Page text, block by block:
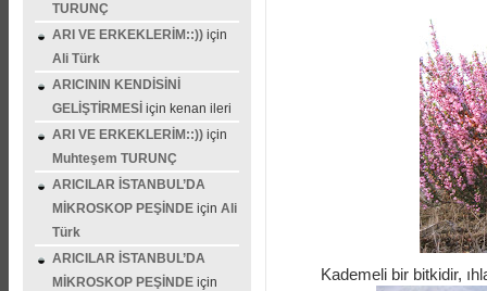
TURUNÇ
ARI VE ERKEKLERİM::)) için
Ali Türk
ARICININ KENDİSİNİ
GELİŞTİRMESİ için kenan ileri
ARI VE ERKEKLERİM::)) için
Muhteşem TURUNÇ
ARICILAR İSTANBUL’DA
MİKROSKOP PEŞİNDE için Ali
Türk
ARICILAR İSTANBUL’DA
MİKROSKOP PEŞİNDE için
Kademeli bir bitkidir,